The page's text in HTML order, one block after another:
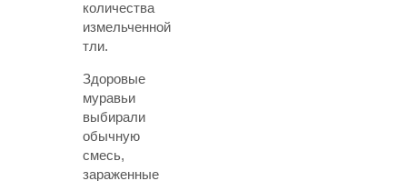
количества
измельченной
тли.
Здоровые
муравьи
выбирали
обычную
смесь,
зараженные